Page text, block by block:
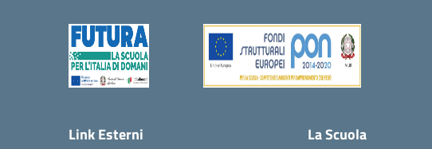
Link Esterni La Scuola